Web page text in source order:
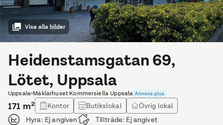
Visa alla bilder
Heidenstamsgatan 69,
Lötet, Uppsala
Uppsala•Mäklarhuset Kommersiella Uppsala Annons plus
171 m² Kontor Butikslokal
Övrig lokal
Hyra: Ej angiven Tillträde: Ej angivet